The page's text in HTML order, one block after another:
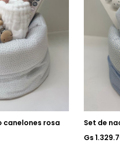
canelones rosa
Set de
Gs